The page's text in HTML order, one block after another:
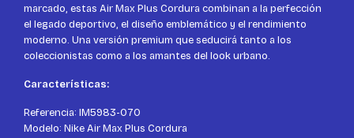
marcado, estas Air Max Plus Cordura combinan a la perfección
el legado deportivo, el diseño emblemático y el rendimiento
moderno. Una versión premium que seducirá tanto a los
coleccionistas como a los amantes del look urbano.
Características:
Referencia: IM5983-070
Modelo: Nike Air Max Plus Cordura